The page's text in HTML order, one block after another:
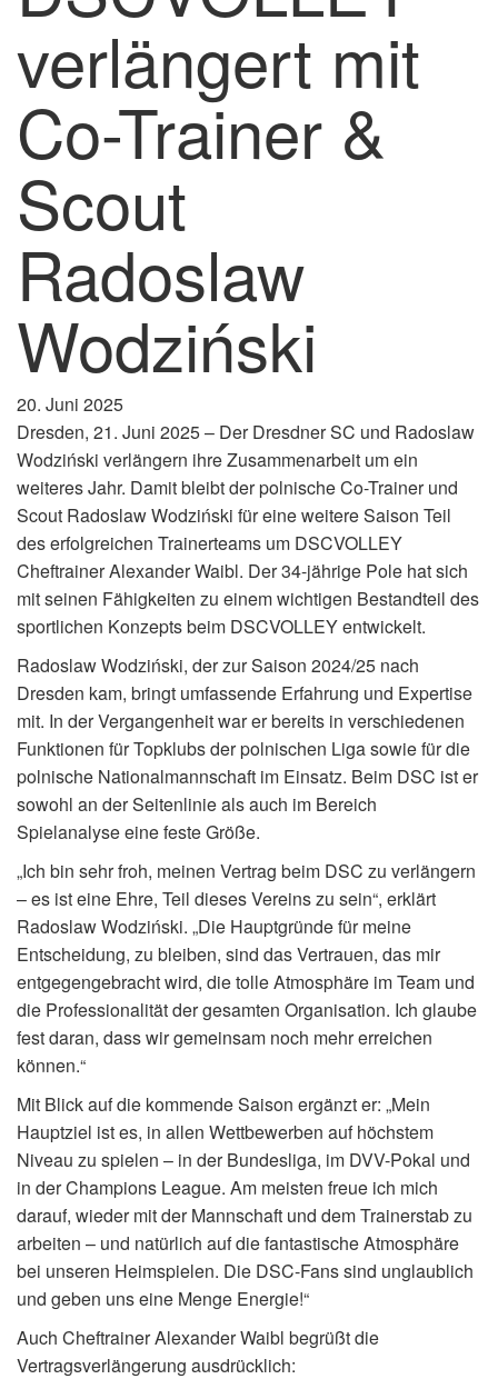
verlängert mit
Co-Trainer &
Scout
Radoslaw
Wodziński
20. Juni 2025
Dresden, 21. Juni 2025 – Der Dresdner SC und Radoslaw
Wodziński verlängern ihre Zusammenarbeit um ein
weiteres Jahr. Damit bleibt der polnische Co-Trainer und
Scout Radoslaw Wodziński für eine weitere Saison Teil
des erfolgreichen Trainerteams um DSCVOLLEY
Cheftrainer Alexander Waibl. Der 34-jährige Pole hat sich
mit seinen Fähigkeiten zu einem wichtigen Bestandteil des
sportlichen Konzepts beim DSCVOLLEY entwickelt.
Radoslaw Wodziński, der zur Saison 2024/25 nach
Dresden kam, bringt umfassende Erfahrung und Expertise
mit. In der Vergangenheit war er bereits in verschiedenen
Funktionen für Topklubs der polnischen Liga sowie für die
polnische Nationalmannschaft im Einsatz. Beim DSC ist er
sowohl an der Seitenlinie als auch im Bereich
Spielanalyse eine feste Größe.
„Ich bin sehr froh, meinen Vertrag beim DSC zu verlängern
– es ist eine Ehre, Teil dieses Vereins zu sein“, erklärt
Radoslaw Wodziński. „Die Hauptgründe für meine
Entscheidung, zu bleiben, sind das Vertrauen, das mir
entgegengebracht wird, die tolle Atmosphäre im Team und
die Professionalität der gesamten Organisation. Ich glaube
fest daran, dass wir gemeinsam noch mehr erreichen
können.“
Mit Blick auf die kommende Saison ergänzt er: „Mein
Hauptziel ist es, in allen Wettbewerben auf höchstem
Niveau zu spielen – in der Bundesliga, im DVV-Pokal und
in der Champions League. Am meisten freue ich mich
darauf, wieder mit der Mannschaft und dem Trainerstab zu
arbeiten – und natürlich auf die fantastische Atmosphäre
bei unseren Heimspielen. Die DSC-Fans sind unglaublich
und geben uns eine Menge Energie!“
Auch Cheftrainer Alexander Waibl begrüßt die
Vertragsverlängerung ausdrücklich: